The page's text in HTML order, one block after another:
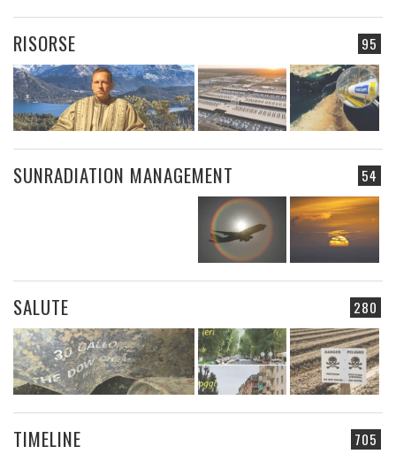
95
RISORSE
54
SUNRADIATION MANAGEMENT
280
SALUTE
705
TIMELINE